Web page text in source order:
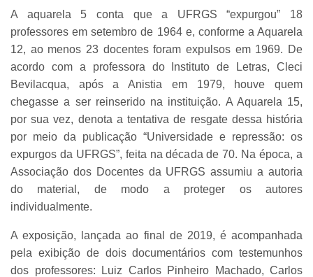
A aquarela 5 conta que a UFRGS “expurgou” 18
professores em setembro de 1964 e, conforme a Aquarela
12, ao menos 23 docentes foram expulsos em 1969. De
acordo com a professora do Instituto de Letras, Cleci
Bevilacqua, após a Anistia em 1979, houve quem
chegasse a ser reinserido na instituição. A Aquarela 15,
por sua vez, denota a tentativa de resgate dessa história
por meio da publicação “Universidade e repressão: os
expurgos da UFRGS”, feita na década de 70. Na época, a
Associação dos Docentes da UFRGS assumiu a autoria
do material, de modo a proteger os autores
individualmente.
A exposição, lançada ao final de 2019, é acompanhada
pela exibição de dois documentários com testemunhos
dos professores: Luiz Carlos Pinheiro Machado, Carlos